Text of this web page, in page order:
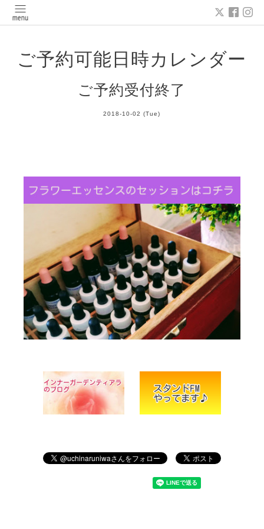
ご予約可能日時カレンダー
ご予約受付終了
2018-10-02 (Tue)